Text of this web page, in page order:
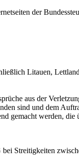
der
Litauen,
aus der
sind und dem
gemacht werden,
Streitigkeiten